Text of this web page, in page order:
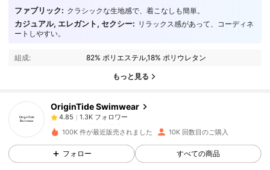
ファブリック: クラシックな生地感で、着こなしも簡単。
カジュアル, エレガント, セクシー: リラックス感があって、コーディネ
ートしやすい。
組成: 82% ポリエステル,18% ポリウレタン
もっと見る
OriginTide Swimwear
4.85 1.3K フォロワー
4.85
1.3K フォロワー
s***e は1日前に購入しました
F***a が 1日前にフォローしました
4.85
100K 件が最近販売されました 10K 回数目のご購入
フォロー すべての商品